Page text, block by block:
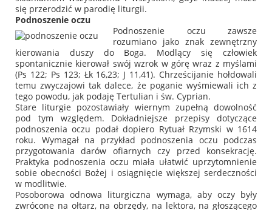
się przerodzić w parodię liturgii.
Podnoszenie oczu
Podnoszenie oczu zawsze
rozumiano jako znak zewnętrzny
kierowania duszy do Boga. Modlący się człowiek
spontanicznie kierował swój wzrok w górę wraz z myślami
(Ps 122; Ps 123; Łk 16,23; J 11,41). Chrześcijanie hołdowali
temu zwyczajowi tak dalece, że poganie wyśmiewali ich z
tego powodu, jak podaję Tertulian i św. Cyprian.
Stare liturgie pozostawiały wiernym zupełną dowolność
pod tym względem. Dokładniejsze przepisy dotyczące
podnoszenia oczu podał dopiero Rytuał Rzymski w 1614
roku. Wymagał na przykład podnoszenia oczu podczas
przygotowania darów ofiarnych czy przed konsekrację.
Praktyka podnoszenia oczu miała ułatwić uprzytomnienie
sobie obecności Bożej i osiągnięcie większej serdeczności
w modlitwie.
Posoborowa odnowa liturgiczna wymaga, aby oczy były
zwrócone na ołtarz, na obrzędy, na lektora, na głoszącego